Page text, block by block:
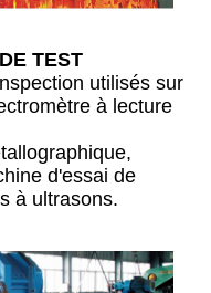
TEST
utilisés sur
à lecture
d'essai de
à ultrasons.